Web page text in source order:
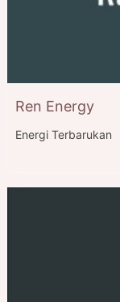
Ren Energy
Energi Terbarukan